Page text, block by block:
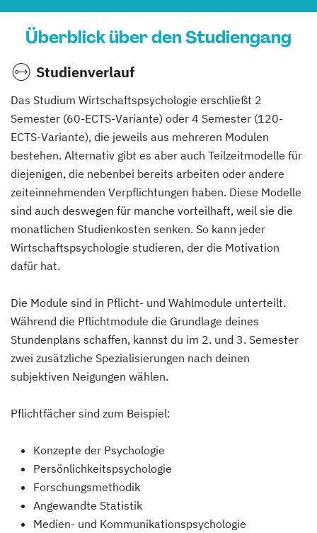
Überblick über den Studiengang
Studienverlauf
Das Studium Wirtschaftspsychologie erschließt 2
Semester (60-ECTS-Variante) oder 4 Semester (120-
ECTS-Variante), die jeweils aus mehreren Modulen
bestehen. Alternativ gibt es aber auch Teilzeitmodelle für
diejenigen, die nebenbei bereits arbeiten oder andere
zeiteinnehmenden Verpflichtungen haben. Diese Modelle
sind auch deswegen für manche vorteilhaft, weil sie die
monatlichen Studienkosten senken. So kann jeder
Wirtschaftspsychologie studieren, der die Motivation
dafür hat.
Die Module sind in Pflicht- und Wahlmodule unterteilt.
Während die Pflichtmodule die Grundlage deines
Stundenplans schaffen, kannst du im 2. und 3. Semester
zwei zusätzliche Spezialisierungen nach deinen
subjektiven Neigungen wählen.
Pflichtfächer sind zum Beispiel:
Konzepte der Psychologie
Persönlichkeitspsychologie
Forschungsmethodik
Angewandte Statistik
Medien- und Kommunikationspsychologie